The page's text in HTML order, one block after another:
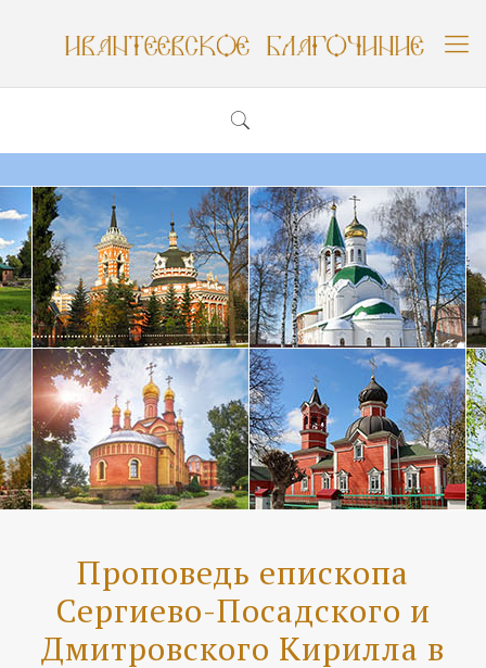
Проповедь епископа
Сергиево-Посадского и
Дмитровского Кирилла в